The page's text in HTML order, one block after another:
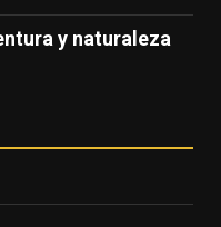
y naturaleza